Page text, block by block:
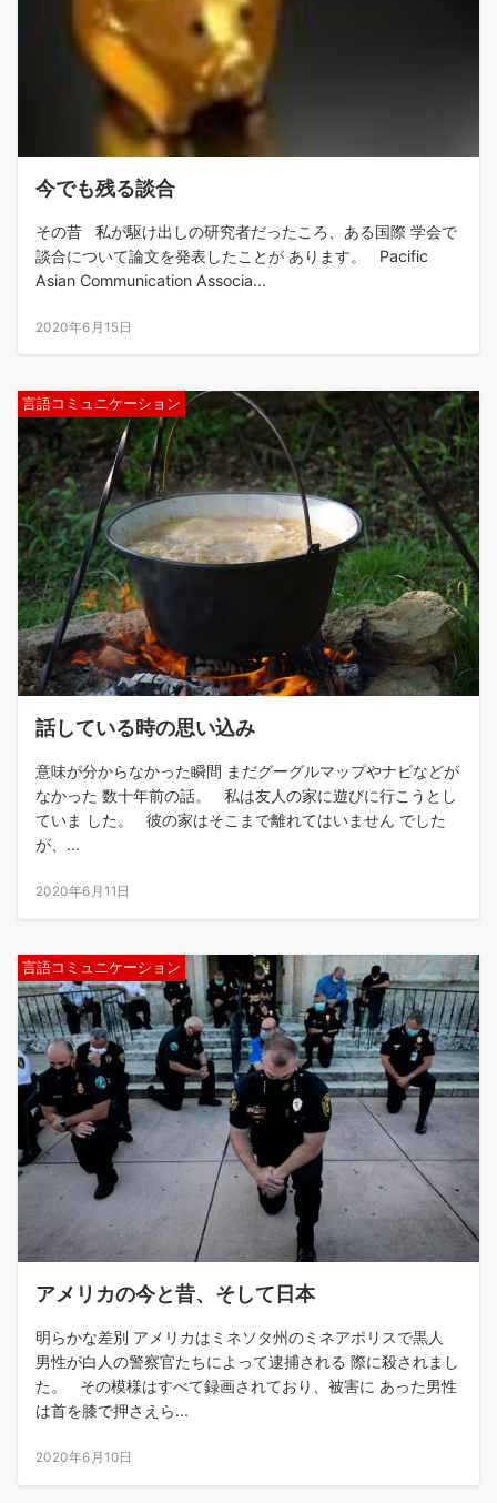
今でも残る談合
その昔 私が駆け出しの研究者だったころ、ある国際 学会で
談合について論文を発表したことが あります。 Pacific
Asian Communication Associa...
2020年6月15日
言語コミュニケーション
話している時の思い込み
意味が分からなかった瞬間 まだグーグルマップやナビなどが
なかった 数十年前の話。 私は友人の家に遊びに行こうとし
ていま した。 彼の家はそこまで離れてはいません でした
が、...
2020年6月11日
言語コミュニケーション
アメリカの今と昔、そして日本
明らかな差別 アメリカはミネソタ州のミネアポリスで黒人
男性が白人の警察官たちによって逮捕される 際に殺されまし
た。 その模様はすべて録画されており、被害に あった男性
は首を膝で押さえら...
2020年6月10日